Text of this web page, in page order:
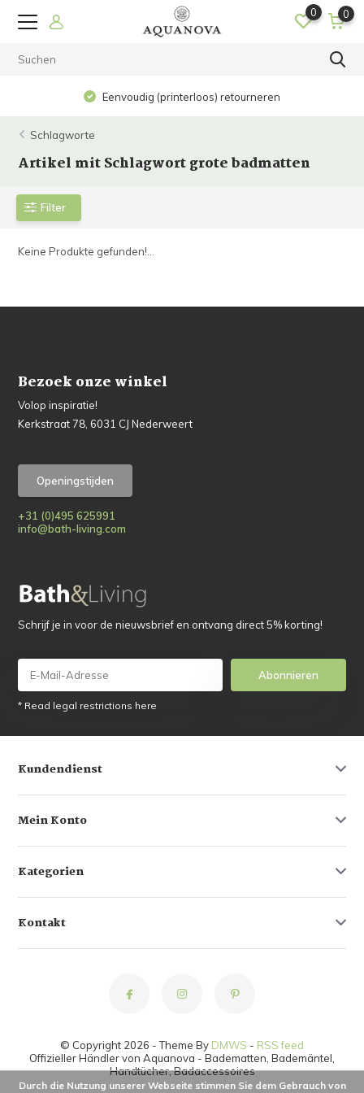
0 0
Eenvoudig (printerloos) retourneren
Schlagworte
Artikel mit Schlagwort grote badmatten
Filter
Keine Produkte gefunden!...
Bezoek onze winkel
Volop inspiratie!
Kerkstraat 78, 6031 CJ Nederweert
Openingstijden
+31 (0)495 625991
info@bath-living.com
Schrijf je in voor de nieuwsbrief en ontvang direct 5% korting!
Abonnieren
* Read legal restrictions here
Kundendienst
Mein Konto
Kategorien
Kontakt
© Copyright 2026 - Theme By DMWS - RSS feed
Offizieller Händler von Aquanova - Badematten, Bademäntel,
Handtücher, Badaccessoires
Durch die Nutzung unserer Webseite stimmen Sie dem Gebrauch von